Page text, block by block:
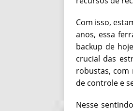
Com isso,
anos, essa
backup de
crucial das
robustas, com
de controle e
Nesse